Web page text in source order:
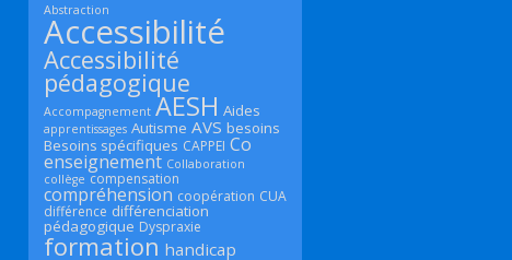
Abstraction
Accessibilité
Accessibilité
pédagogique
Accompagnement AESH Aides
apprentissages Autisme AVS besoins
Besoins spécifiques CAPPEI Co
enseignement Collaboration
collège compensation
compréhension coopération CUA
différence différenciation
pédagogique Dyspraxie
formation handicap